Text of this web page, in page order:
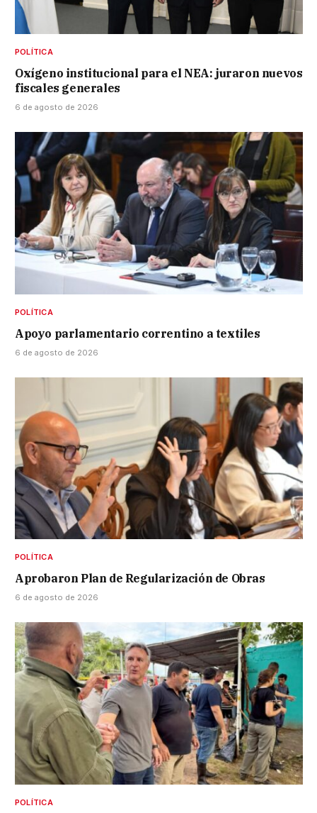
POLÍTICA
Oxígeno institucional para el NEA: juraron nuevos
fiscales generales
6 de agosto de 2026
POLÍTICA
Apoyo parlamentario correntino a textiles
6 de agosto de 2026
POLÍTICA
Aprobaron Plan de Regularización de Obras
6 de agosto de 2026
POLÍTICA